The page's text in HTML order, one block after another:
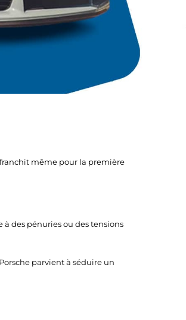
même pour la première
des pénuries ou des tensions
parvient à séduire un